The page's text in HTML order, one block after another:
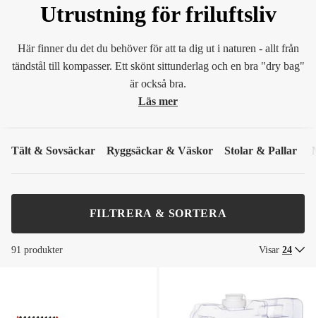
Utrustning för friluftsliv
Här finner du det du behöver för att ta dig ut i naturen - allt från
tändstål till kompasser. Ett skönt sittunderlag och en bra "dry bag"
är också bra.
Läs mer
Tält & Sovsäckar Ryggsäckar & Väskor Stolar & Pallar
FILTRERA & SORTERA
91 produkter Visar 24